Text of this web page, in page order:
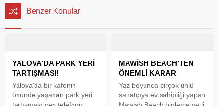
Benzer Konular
YALOVA’DA PARK YERİ
TARTIŞMASI!
Yalova'da bir kafenin
önünde yaşanan park yeri
tartışması cep telefonu
MAWİSH BEACH’TEN
ÖNEMLİ KARAR
Yaz boyunca birçok ünlü
sanatçıya ev sahipliği yapan
Mawish Beach binlerce yerli